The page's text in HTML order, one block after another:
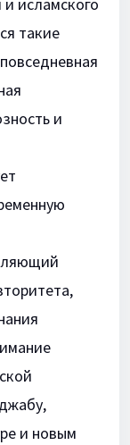
такие
и
и новым